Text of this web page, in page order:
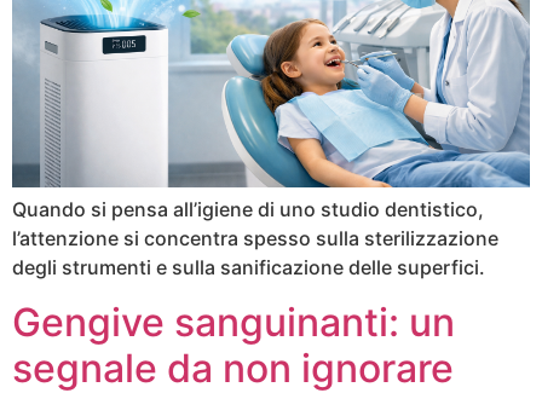
Quando si pensa all’igiene di uno studio dentistico,
l’attenzione si concentra spesso sulla sterilizzazione
degli strumenti e sulla sanificazione delle superfici.
Gengive sanguinanti: un
segnale da non ignorare